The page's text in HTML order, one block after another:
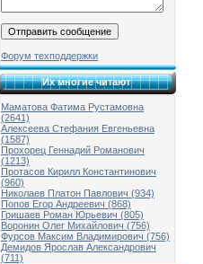
Форум техподдержки
Их многие читают
Маматова Фатима Рустамовна
(2641)
Алексеева Стефания Евгеньевна
(1587)
Прохорец Геннадий Романович
(1213)
Протасов Кирилл Константинович
(960)
Николаев Платон Павлович (934)
Попов Егор Андреевич (868)
Гришаев Роман Юрьевич (805)
Воронин Олег Михайлович (756)
Фурсов Максим Владимирович (756)
Демидов Ярослав Александрович
(711)